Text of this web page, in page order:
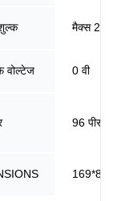
मैक्स 28ए
0 वी
96 पीसी